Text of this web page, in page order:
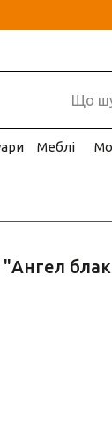
Меблі
"Ангел